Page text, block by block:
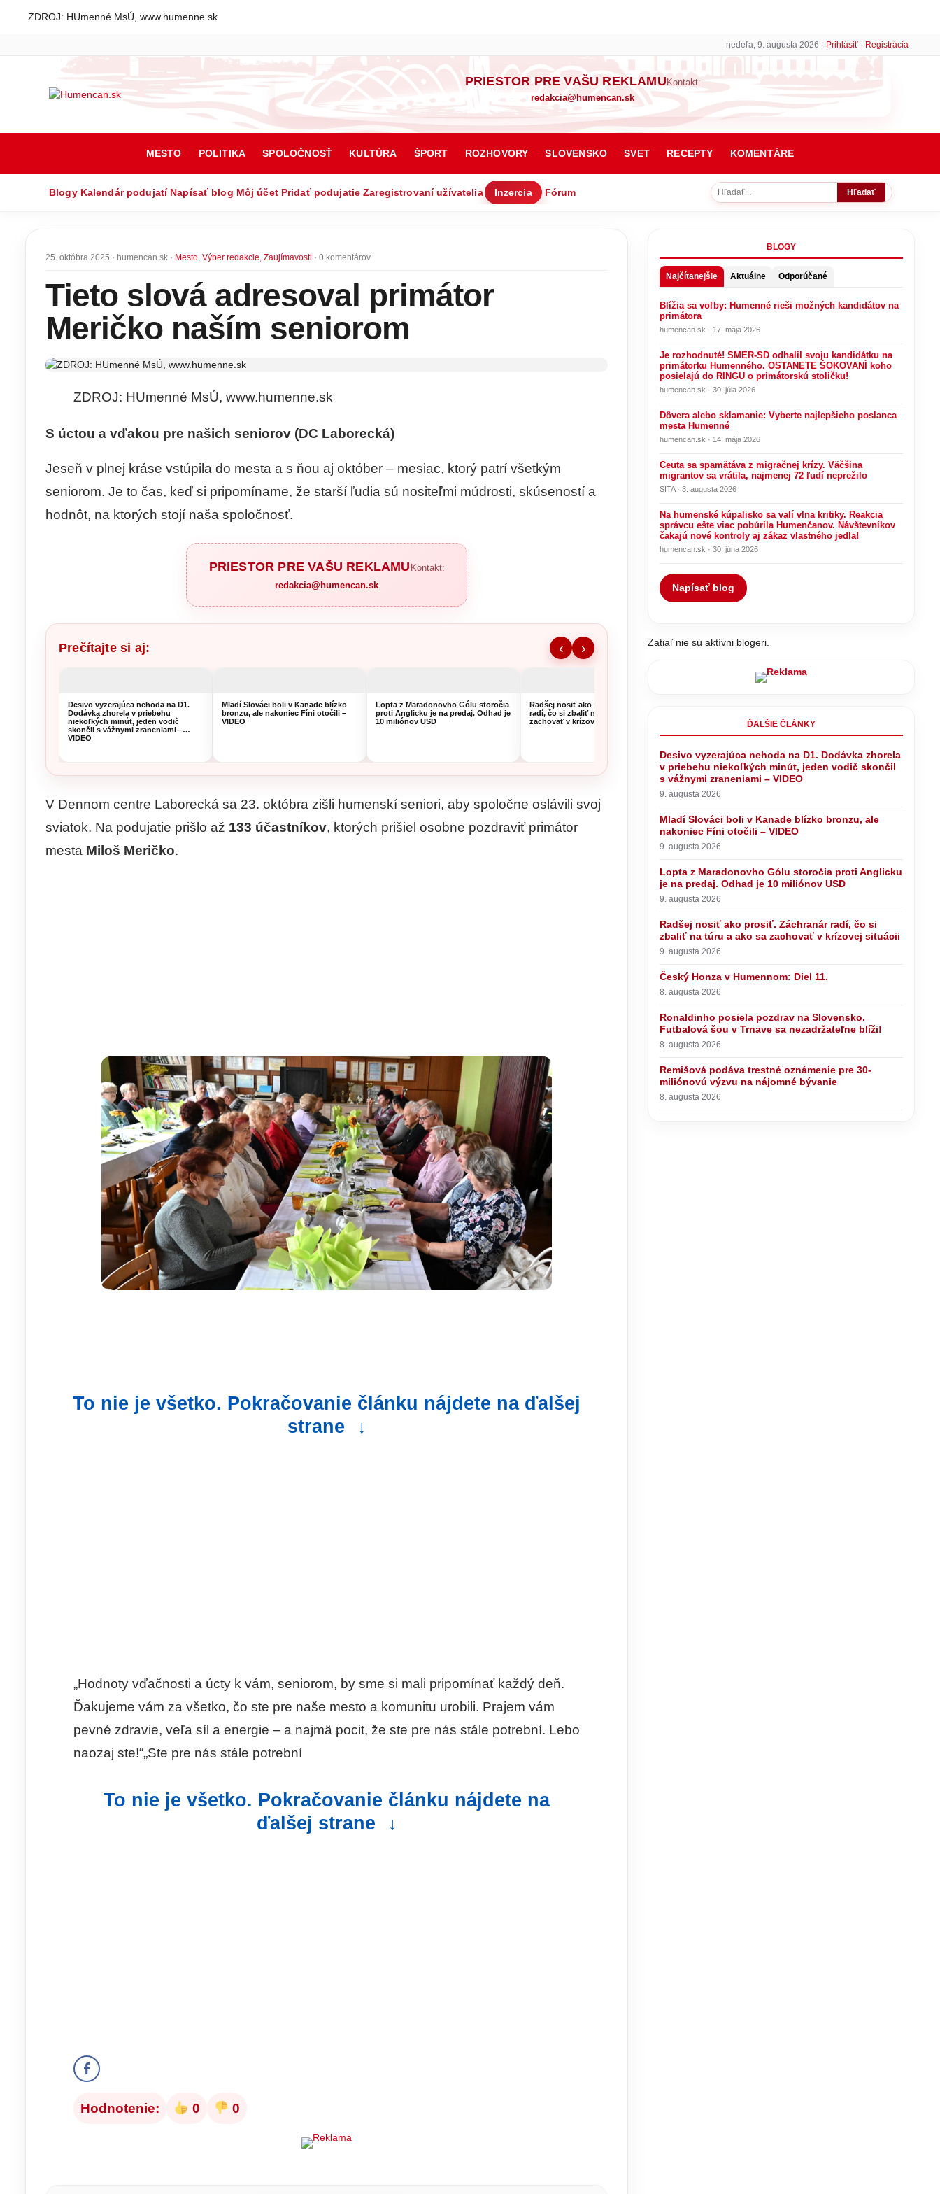
ZDROJ: HUmenné MsÚ, www.humenne.sk
nedeľa, 9. augusta 2026 · Prihlásiť · Registrácia
PRIESTOR PRE VAŠU REKLAMU Kontakt:
redakcia@humencan.sk
MESTO POLITIKA SPOLOČNOSŤ KULTÚRA ŠPORT ROZHOVORY SLOVENSKO SVET RECEPTY KOMENTÁRE
Blogy Kalendár podujatí Napísať blog Môj účet Pridať podujatie Zaregistrovaní užívatelia Inzercia Fórum Hľadať
25. októbra 2025 · humencan.sk · Mesto, Výber redakcie, Zaujímavosti · 0 komentárov
Tieto slová adresoval primátor
Meričko naším seniorom
ZDROJ: HUmenné MsÚ, www.humenne.sk
S úctou a vďakou pre našich seniorov (DC Laborecká)
Jeseň v plnej kráse vstúpila do mesta a s ňou aj október – mesiac, ktorý patrí všetkým
seniorom. Je to čas, keď si pripomíname, že starší ľudia sú nositeľmi múdrosti, skúseností a
hodnôt, na ktorých stojí naša spoločnosť.
PRIESTOR PRE VAŠU REKLAMU Kontakt:
redakcia@humencan.sk
Prečítajte si aj: ‹ ›
Desivo vyzerajúca nehoda na D1.
Dodávka zhorela v priebehu
niekoľkých minút, jeden vodič
skončil s vážnymi zraneniami –
VIDEO
Mladí Slováci boli v Kanade blízko
bronzu, ale nakoniec Fíni otočili –
VIDEO
Lopta z Maradonovho Gólu storočia
proti Anglicku je na predaj. Odhad je
10 miliónov USD
Radšej nosiť ako prosiť. Záchranár
radí, čo si zbaliť na túru a ako sa
zachovať v krízovej situácii
Český Honza v Humennom: Diel 11.
V Dennom centre Laborecká sa 23. októbra zišli humenskí seniori, aby spoločne oslávili svoj
sviatok. Na podujatie prišlo až 133 účastníkov, ktorých prišiel osobne pozdraviť primátor
mesta Miloš Meričko.
To nie je všetko. Pokračovanie článku nájdete na ďalšej
strane
↓
„Hodnoty vďačnosti a úcty k vám, seniorom, by sme si mali pripomínať každý deň.
Ďakujeme vám za všetko, čo ste pre naše mesto a komunitu urobili. Prajem vám
pevné zdravie, veľa síl a energie – a najmä pocit, že ste pre nás stále potrební. Lebo
naozaj ste!“„Ste pre nás stále potrební
To nie je všetko. Pokračovanie článku nájdete na
ďalšej strane
↓
Hodnotenie: 0 0
BLOGY
Najčítanejšie Aktuálne Odporúčané
Blížia sa voľby: Humenné rieši možných kandidátov na
primátora
humencan.sk · 17. mája 2026
Je rozhodnuté! SMER-SD odhalil svoju kandidátku na
primátorku Humenného. OSTANETE ŠOKOVANÍ koho
posielajú do RINGU o primátorskú stoličku!
humencan.sk · 30. júla 2026
Dôvera alebo sklamanie: Vyberte najlepšieho poslanca
mesta Humenné
humencan.sk · 14. mája 2026
Ceuta sa spamätáva z migračnej krízy. Väčšina
migrantov sa vrátila, najmenej 72 ľudí neprežilo
SITA · 3. augusta 2026
Na humenské kúpalisko sa valí vlna kritiky. Reakcia
správcu ešte viac pobúrila Humenčanov. Návštevníkov
čakajú nové kontroly aj zákaz vlastného jedla!
humencan.sk · 30. júna 2026
Napísať blog
Zatiaľ nie sú aktívni blogeri.
ĎALŠIE ČLÁNKY
Desivo vyzerajúca nehoda na D1. Dodávka zhorela
v priebehu niekoľkých minút, jeden vodič skončil
s vážnymi zraneniami – VIDEO
9. augusta 2026
Mladí Slováci boli v Kanade blízko bronzu, ale
nakoniec Fíni otočili – VIDEO
9. augusta 2026
Lopta z Maradonovho Gólu storočia proti Anglicku
je na predaj. Odhad je 10 miliónov USD
9. augusta 2026
Radšej nosiť ako prosiť. Záchranár radí, čo si
zbaliť na túru a ako sa zachovať v krízovej situácii
9. augusta 2026
Český Honza v Humennom: Diel 11.
8. augusta 2026
Ronaldinho posiela pozdrav na Slovensko.
Futbalová šou v Trnave sa nezadržateľne blíži!
8. augusta 2026
Remišová podáva trestné oznámenie pre 30-
miliónovú výzvu na nájomné bývanie
8. augusta 2026